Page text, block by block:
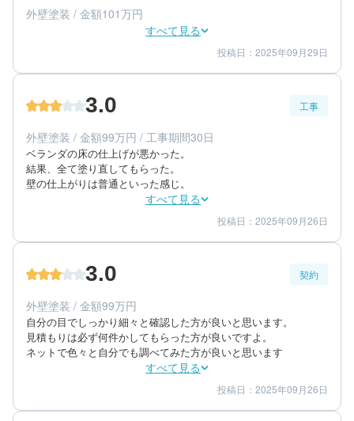
築年数：20年
外壁塗装 / 金額101万円
すべて見る
金額感 5
担当者 5
60代/男性/一戸建て
築年数：20年
投稿日：2025年09月29日
3.0 工事
外壁塗装 / 金額99万円 / 工事期間30日
ベランダの床の仕上げが悪かった。
結果、全て塗り直してもらった。
壁の仕上がりは普通といった感じ。
すべて見る
仕上がり 3
満足度 3
50代/男性/一戸建て
築年数：9年
投稿日：2025年09月26日
3.0 契約
外壁塗装 / 金額99万円
自分の目でしっかり細々と確認した方が良いと思います。
見積もりは必ず何件かしてもらった方が良いですよ。
ネットで色々と自分でも調べてみた方が良いと思います
すべて見る
金額感 3
担当者 3
投稿日：2025年09月26日